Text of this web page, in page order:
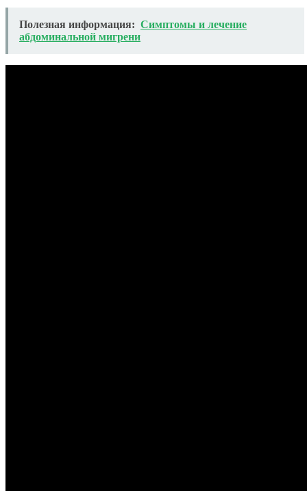
Полезная информация: Симптомы и лечение
абдоминальной мигрени